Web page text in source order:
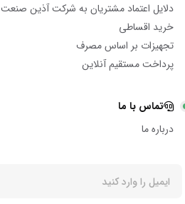
دلایل اعتماد مشتریان به شرکت آذین صنعت
خرید اقساطی
تجهیزات بر اساس مصرف
پرداخت مستقیم آنلاین
تماس با ما
درباره ما